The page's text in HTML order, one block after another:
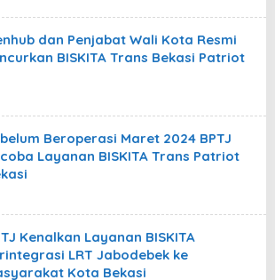
dan Penjabat Wali Kota Resmi
BISKITA Trans Bekasi Patriot
Beroperasi Maret 2024 BPTJ
Layanan BISKITA Trans Patriot
Kenalkan Layanan BISKITA
LRT Jabodebek ke
Kota Bekasi